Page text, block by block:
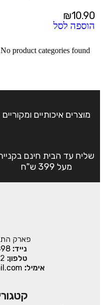
₪10.90
הוספה לסל
No product categories found.
מוצרים איכותיים ומקוריים
שליח עד הבית חינם
מעל 399 ש"ח
פארק
נייד:
טלפון:
אימיל: